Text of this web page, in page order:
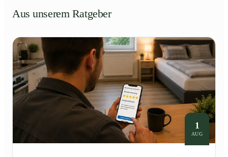
Aus unserem Ratgeber
1
AUG